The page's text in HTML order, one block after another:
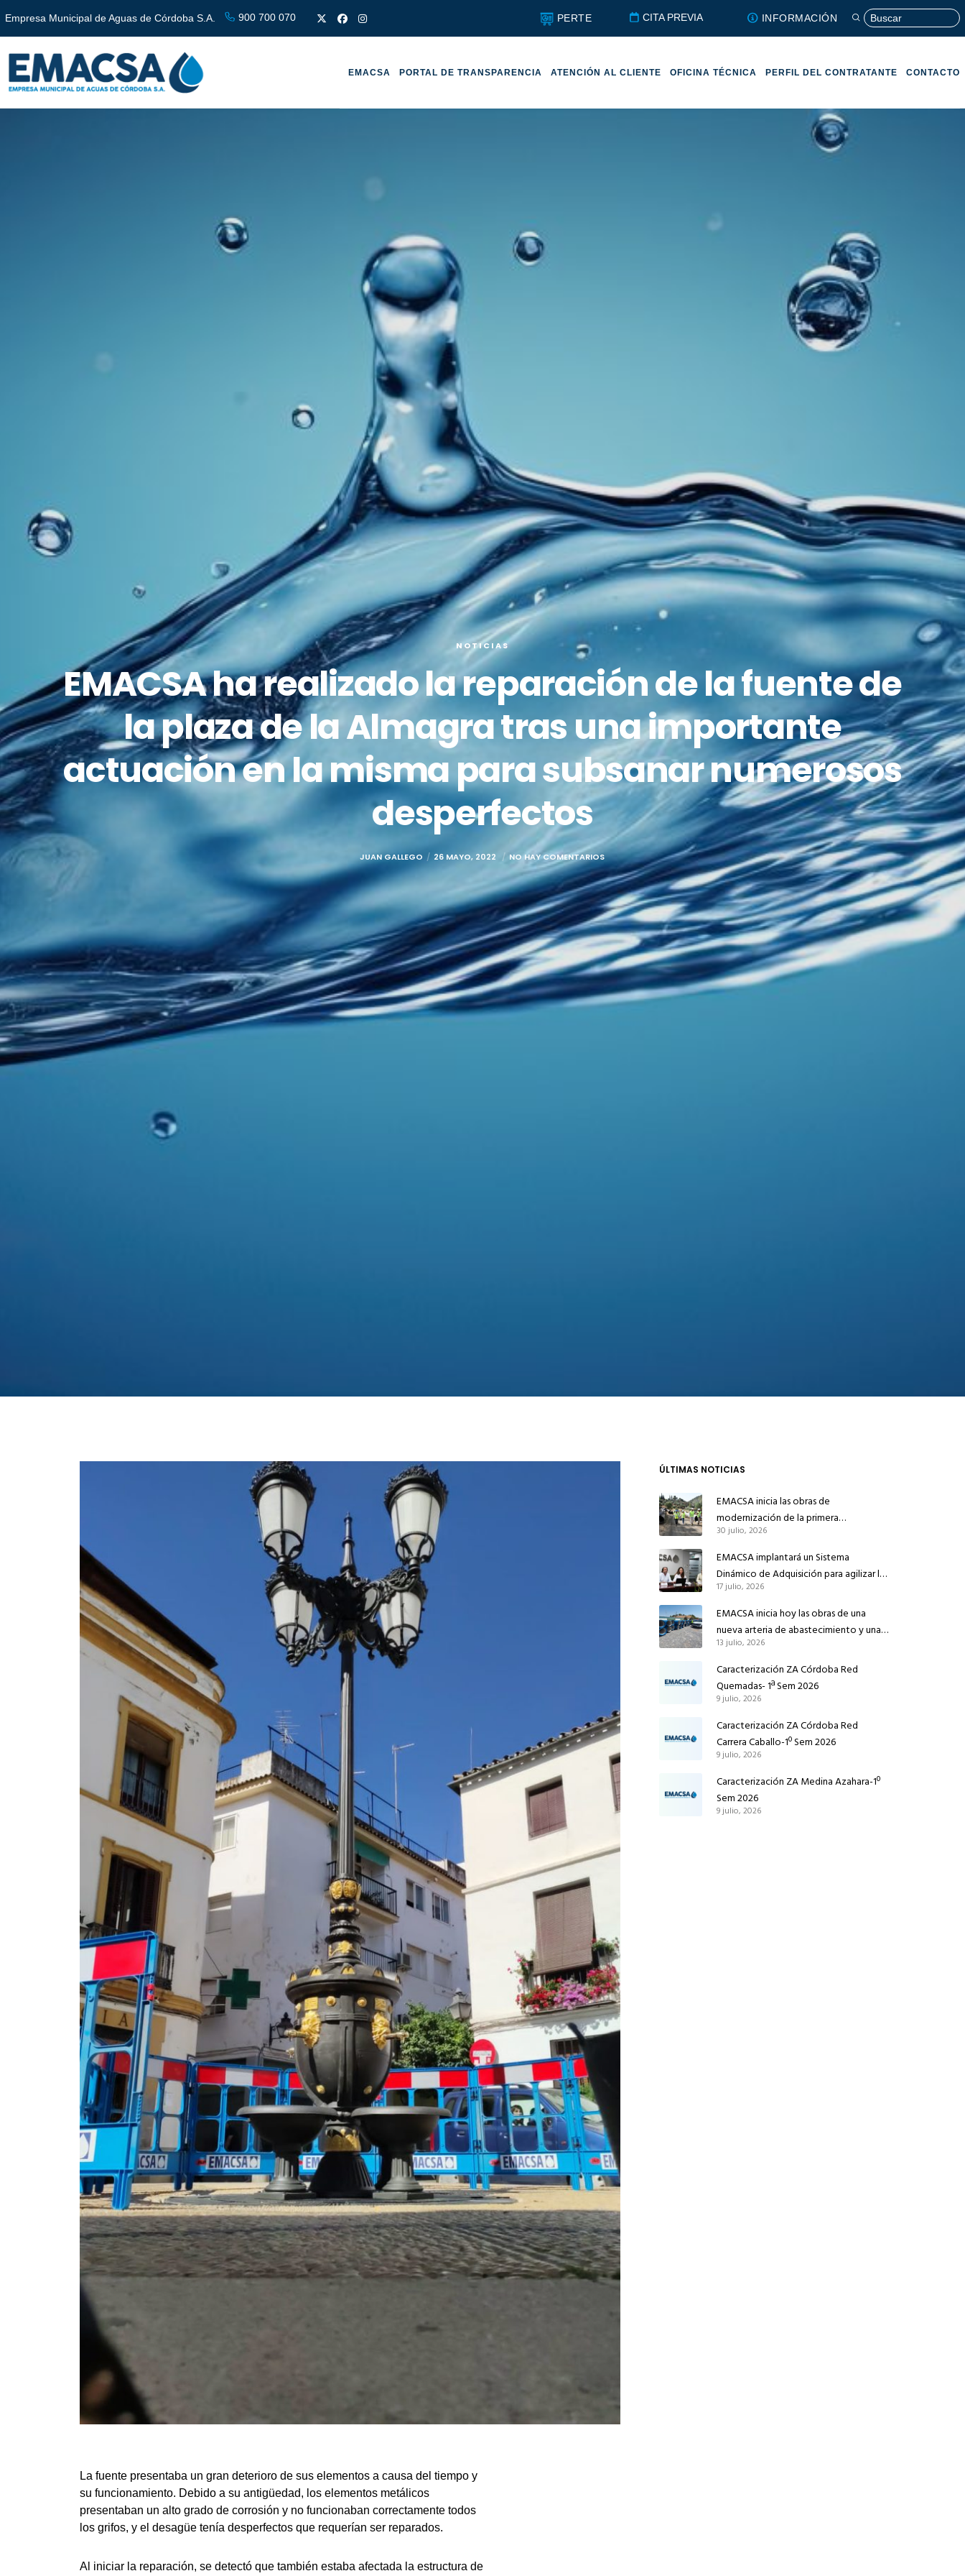
Empresa Municipal de Aguas de Córdoba S.A. 900 700 070 PERTE CITA PREVIA INFORMACIÓN
EMACSA PORTAL DE TRANSPARENCIA ATENCIÓN AL CLIENTE OFICINA TÉCNICA PERFIL DEL CONTRATANTE CONTACTO
NOTICIAS
EMACSA ha realizado la reparación de la fuente de
la plaza de la Almagra tras una importante
actuación en la misma para subsanar numerosos
desperfectos
JUAN GALLEGO 26 MAYO, 2022 NO HAY COMENTARIOS
La fuente presentaba un gran deterioro de sus elementos a causa del tiempo y
su funcionamiento. Debido a su antigüedad, los elementos metálicos
presentaban un alto grado de corrosión y no funcionaban correctamente todos
los grifos, y el desagüe tenía desperfectos que requerían ser reparados.
Al iniciar la reparación, se detectó que también estaba afectada la estructura de
ÚLTIMAS NOTICIAS
EMACSA inicia las obras de
modernización de la primera
conducción de abastecimiento para
reforzar el suministro de agua de
Córdoba
30 julio, 2026
EMACSA implantará un Sistema
Dinámico de Adquisición para agilizar la
contratación de obras en sus redes e
instalaciones
17 julio, 2026
EMACSA inicia hoy las obras de una
nueva arteria de abastecimiento y una
red de agua no potable en Ingeniero
Ruiz de Azúa
13 julio, 2026
Caracterización ZA Córdoba Red
Quemadas- 1ª Sem 2026
9 julio, 2026
Caracterización ZA Córdoba Red
Carrera Caballo-1º Sem 2026
9 julio, 2026
Caracterización ZA Medina Azahara-1º
Sem 2026
9 julio, 2026